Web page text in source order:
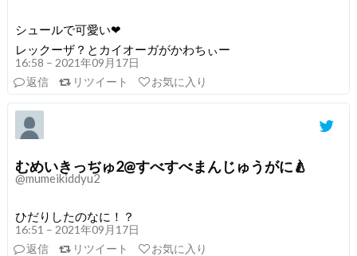
シュールで可愛い❤
レックーザ？とカイオーガがかわちぃー
16:58 – 2021年09月17日
返信
リツイート お気に入り
むめいきっぢゅ2@すべすべまんじゅうがに🍐
@mumeikiddyu2
ひだりしたのなに！？
16:51 – 2021年09月17日
返信
リツイート お気に入り